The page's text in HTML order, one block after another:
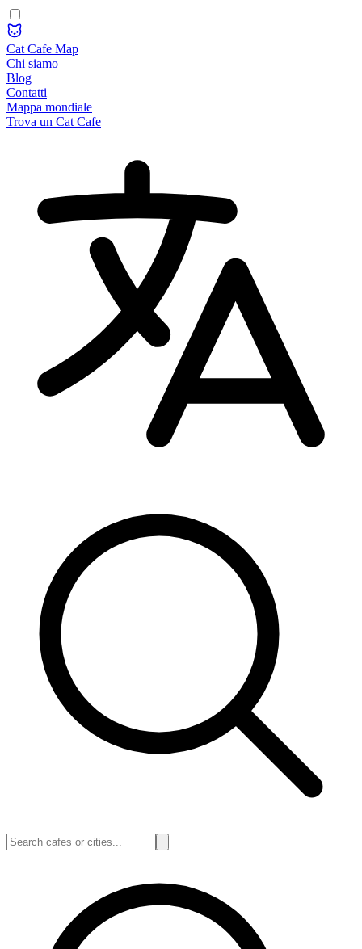
Cat Cafe Map
Chi siamo
Blog
Contatti
Mappa mondiale
Trova un Cat Cafe